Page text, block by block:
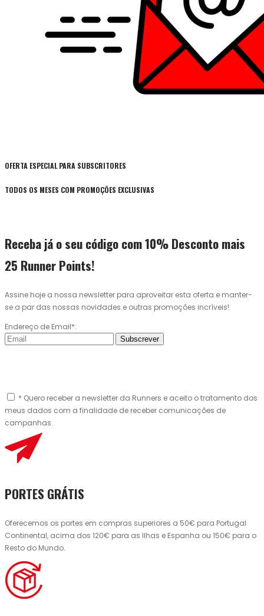
OFERTA ESPECIAL PARA SUBSCRITORES
TODOS OS MESES COM PROMOÇÕES EXCLUSIVAS
Receba já o seu código com 10% Desconto mais
25 Runner Points!
Assine hoje a nossa newsletter para aproveitar esta oferta e manter-
se a par das nossas novidades e outras promoções incríveis!
Endereço de Email*:
Subscrever
* Quero receber a newsletter da Runners e aceito o tratamento dos
meus dados com a finalidade de receber comunicações de
campanhas.
PORTES GRÁTIS
Oferecemos os portes em compras superiores a 50€ para Portugal
Continental, acima dos 120€ para as Ilhas e Espanha ou 150€ para o
Resto do Mundo.